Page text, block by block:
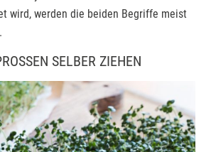
wird, werden die beiden Begriffe meist
SELBER ZIEHEN